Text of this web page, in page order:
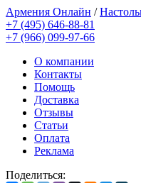
Армения Онлайн /
+7 (495) 646-88-81
+7 (966) 099-97-66
О компании
Контакты
Помощь
Доставка
Отзывы
Статьи
Оплата
Реклама
Поделиться: